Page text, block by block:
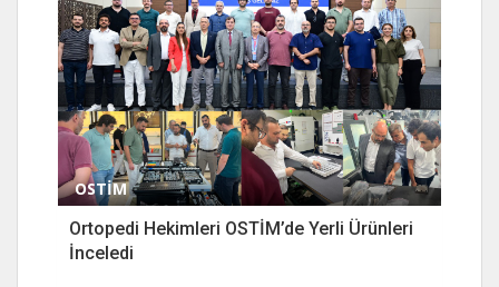
OSTİM
Ortopedi Hekimleri OSTİM’de Yerli Ürünleri
İnceledi